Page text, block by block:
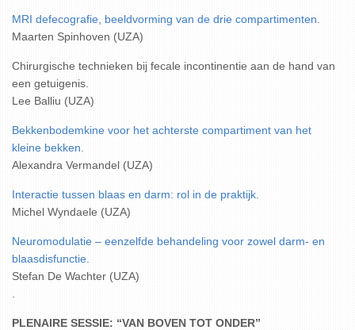
MRI defecografie, beeldvorming van de drie compartimenten
Maarten Spinhoven (UZA)
Chirurgische technieken bij fecale incontinentie aan de hand van
een getuigenis.
Lee Balliu (UZA)
Bekkenbodemkine voor het achterste compartiment van het
kleine bekken.
Alexandra Vermandel (UZA)
Interactie tussen blaas en darm: rol in de praktijk.
Michel Wyndaele (UZA)
Neuromodulatie – eenzelfde behandeling voor zowel darm- en
blaasdisfunctie.
Stefan De Wachter (UZA)
PLENAIRE SESSIE: “VAN BOVEN TOT ONDER”